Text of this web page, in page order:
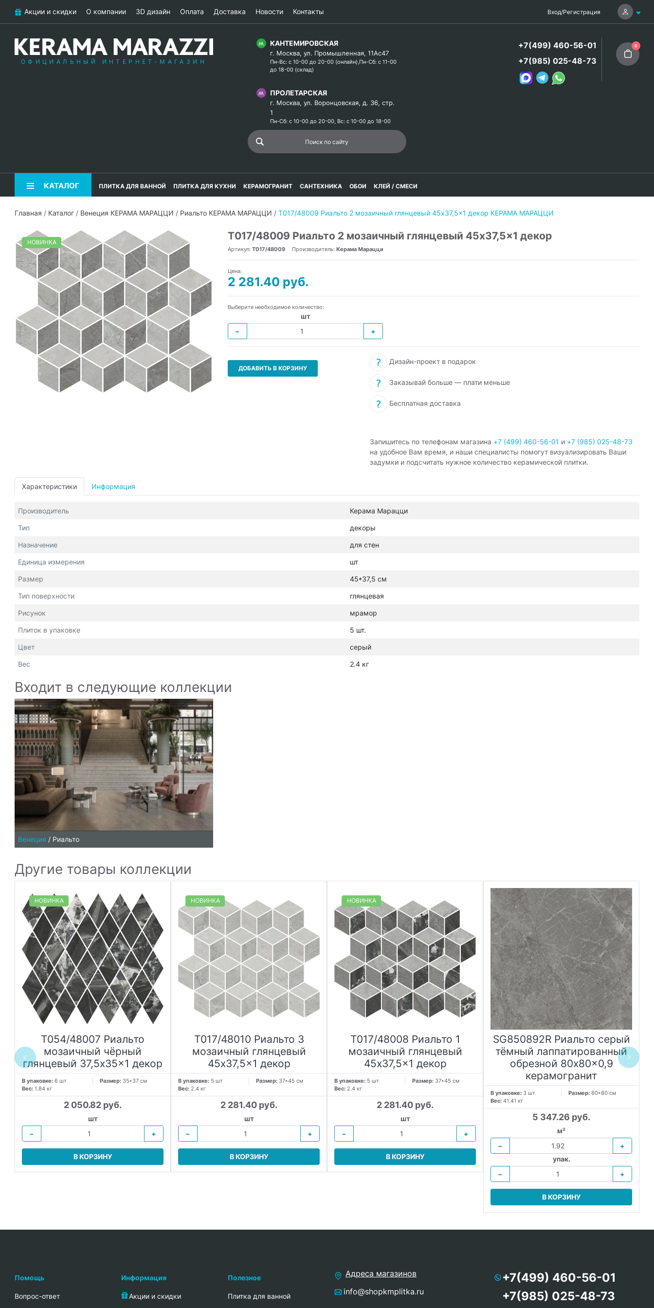
Акции и скидки О компании 3D дизайн Оплата Доставка Новости Контакты Вход/Регистрация
ОФИЦИАЛЬНЫЙ ИНТЕРНЕТ-МАГАЗИН
КАНТЕМИРОВСКАЯ
г. Москва, ул. Промышленная, 11Ас47
Пн-Вс: с 10-00 до 20-00 (онлайн),Пн-Сб: с 11-00
до 18-00 (склад)
ПРОЛЕТАРСКАЯ
г. Москва, ул. Воронцовская, д. 36, стр.
1
Пн-Сб: с 10-00 до 20-00, Вс: с 10-00 до 18-00
+7(499) 460-56-01
+7(985) 025-48-73
0
КАТАЛОГ ПЛИТКА ДЛЯ ВАННОЙ ПЛИТКА ДЛЯ КУХНИ КЕРАМОГРАНИТ САНТЕХНИКА ОБОИ КЛЕЙ / СМЕСИ
Главная / Каталог / Венеция КЕРАМА МАРАЦЦИ / Риальто КЕРАМА МАРАЦЦИ / T017/48009 Риальто 2 мозаичный глянцевый 45x37,5x1 декор КЕРАМА МАРАЦЦИ
НОВИНКА
T017/48009 Риальто 2 мозаичный глянцевый 45x37,5x1 декор
Артикул: T017/48009 Производитель: Керама Марацци
Цена:
2 281.40 руб.
Выберите необходимое количество:
шт
−
+
ДОБАВИТЬ В КОРЗИНУ
Дизайн-проект в подарок
Заказывай больше — плати меньше
Бесплатная доставка
Запишитесь по телефонам магазина +7 (499) 460-56-01 и +7 (985) 025-48-73
на удобное Вам время, и наши специалисты помогут визуализировать Ваши
задумки и подсчитать нужное количество керамической плитки.
Характеристики Информация
Производитель Керама Марацци
Тип декоры
Назначение для стен
Единица измерения шт
Размер 45*37,5 см
Тип поверхности глянцевая
Рисунок мрамор
Плиток в упаковке 5 шт.
Цвет серый
Вес 2.4 кг
Входит в следующие коллекции
Венеция / Риальто
Другие товары коллекции
НОВИНКА
T054/48007 Риальто
мозаичный чёрный
глянцевый 37,5x35x1 декор
В упаковке: 6 шт Размер: 35*37 см
Вес: 1.84 кг
2 050.82 руб.
шт
−
+
В КОРЗИНУ
НОВИНКА
T017/48010 Риальто 3
мозаичный глянцевый
45x37,5x1 декор
В упаковке: 5 шт Размер: 37*45 см
Вес: 2.4 кг
2 281.40 руб.
шт
−
+
В КОРЗИНУ
НОВИНКА
T017/48008 Риальто 1
мозаичный глянцевый
45x37,5x1 декор
В упаковке: 5 шт Размер: 37*45 см
Вес: 2.4 кг
2 281.40 руб.
шт
−
+
В КОРЗИНУ
SG850892R Риальто серый
тёмный лаппатированный
обрезной 80x80x0,9
керамогранит
В упаковке: 3 шт Размер: 80*80 см
Вес: 41.41 кг
5 347.26 руб.
м²
−
+
упак.
−
+
В КОРЗИНУ
Помощь
Вопрос-ответ
Информация
Акции и скидки
Полезное
Плитка для ванной
Адреса магазинов
info@shopkmplitka.ru
+7(499) 460-56-01
+7(985) 025-48-73